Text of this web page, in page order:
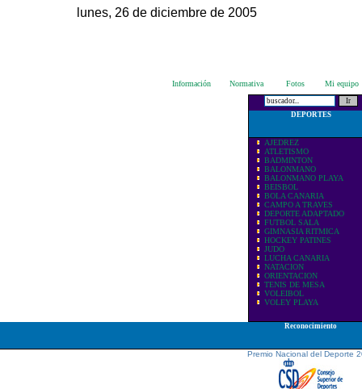
lunes, 26 de diciembre de 2005
Información Normativa Fotos Mi equipo
DEPORTES
AJEDREZ
ATLETISMO
BADMINTON
BALONMANO
BALONMANO PLAYA
BEISBOL
BOLA CANARIA
CAMPO A TRAVES
DEPORTE ADAPTADO
FUTBOL SALA
GIMNASIA RITMICA
HOCKEY PATINES
JUDO
LUCHA CANARIA
NATACION
ORIENTACION
TENIS DE MESA
VOLEIBOL
VOLEY PLAYA
Reconocimiento
Premio Nacional del Deporte